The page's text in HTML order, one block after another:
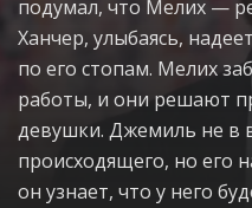
подумал, что Мелих —
Ханчер, улыбаясь,
по его стопам. Мелих
работы, и они решают
девушки. Джемиль не в
происходящего, но его
он узнает, что у него